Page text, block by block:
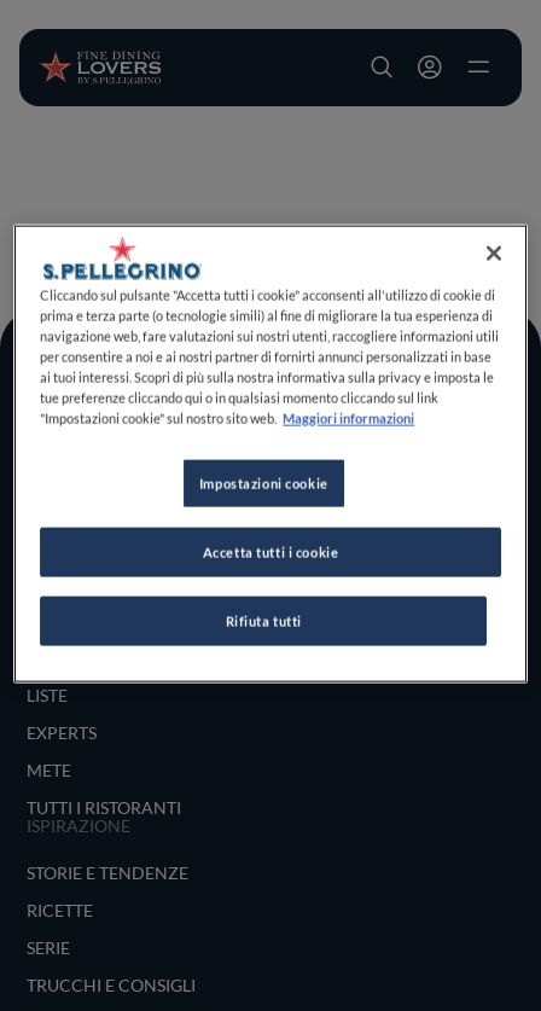
User account
TORNA A INIZIO PAGINA
Home
Log In
Scopri il vero
foodie che è in te
UNISCITI
LISTE
EXPERTS
METE
TUTTI I RISTORANTI
ISPIRAZIONE
STORIE E TENDENZE
RICETTE
SERIE
TRUCCHI E CONSIGLI
Cliccando sul pulsante "Accetta tutti i cookie" acconsenti all'utilizzo di cookie di
prima e terza parte (o tecnologie simili) al fine di migliorare la tua esperienza di
navigazione web, fare valutazioni sui nostri utenti, raccogliere informazioni utili
per consentire a noi e ai nostri partner di fornirti annunci personalizzati in base
ai tuoi interessi. Scopri di più sulla nostra informativa sulla privacy e imposta le
tue preferenze cliccando qui o in qualsiasi momento cliccando sul link
"Impostazioni cookie" sul nostro sito web. Maggiori informazioni
Impostazioni cookie
Rifiuta tutti
Accetta tutti i cookie